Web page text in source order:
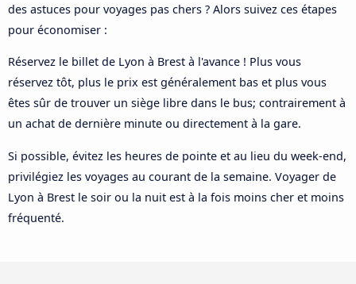
des astuces pour voyages pas chers ? Alors suivez ces étapes
pour économiser :
Réservez le billet de Lyon à Brest à l'avance ! Plus vous
réservez tôt, plus le prix est généralement bas et plus vous
êtes sûr de trouver un siège libre dans le bus; contrairement à
un achat de dernière minute ou directement à la gare.
Si possible, évitez les heures de pointe et au lieu du week-end,
privilégiez les voyages au courant de la semaine. Voyager de
Lyon à Brest le soir ou la nuit est à la fois moins cher et moins
fréquenté.